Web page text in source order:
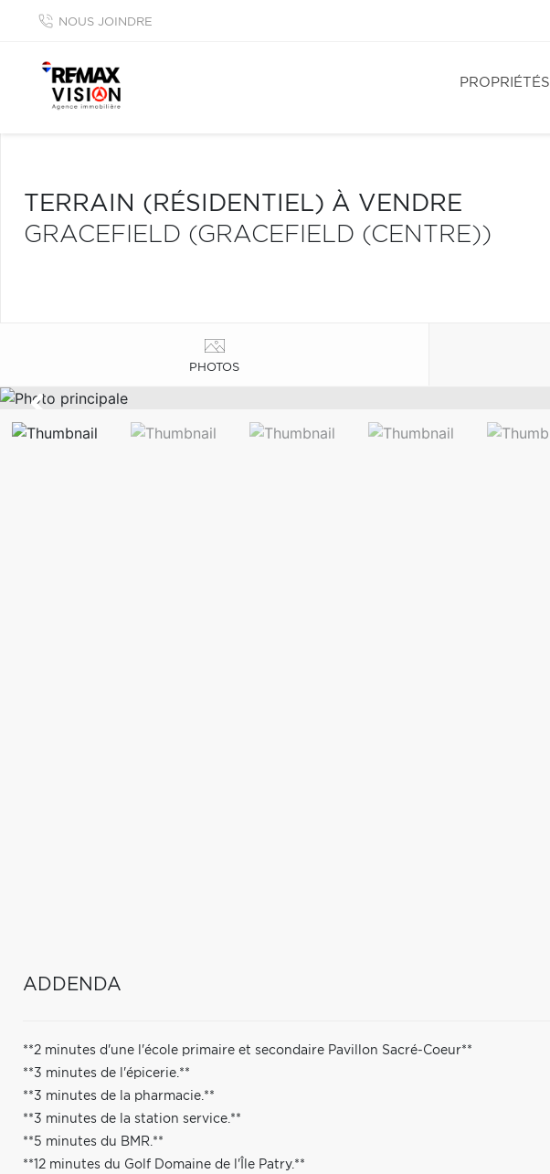
NOUS JOINDRE
PROPRIÉTÉS
TERRAIN (RÉSIDENTIEL) À VENDRE
GRACEFIELD (GRACEFIELD (CENTRE))
PHOTOS
ADDENDA
**2 minutes d'une l'école primaire et secondaire Pavillon Sacré-Coeur**
**3 minutes de l'épicerie.**
**3 minutes de la pharmacie.**
**3 minutes de la station service.**
**5 minutes du BMR.**
**12 minutes du Golf Domaine de l'Île Patry.**